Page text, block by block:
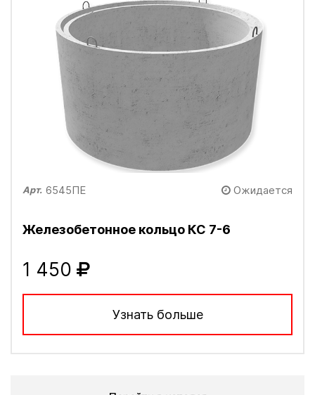
Арт. 6545ПЕ Ожидается
Железобетонное кольцо КС 7-6
1 450
Узнать больше